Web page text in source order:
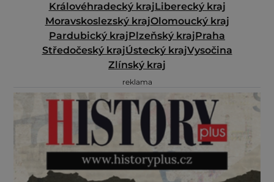
Královéhradecký krajLiberecký kraj
Moravskoslezský krajOlomoucký kraj
Pardubický krajPlzeňský krajPraha
Středočeský krajÚstecký krajVysočina
Zlínský kraj
reklama